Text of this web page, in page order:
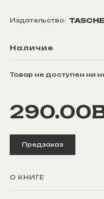
Наличие
Товар не доступен ни
Издательство:
Предзаказ
О КНИГЕ